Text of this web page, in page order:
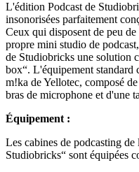
L'édition Podcast de
insonorisées parfaitement
Ceux qui disposent de peu
propre mini studio de
de Studiobricks une solution
box“. L'équipement standard
m!ka de Yellotec, composé
bras de microphone et d'une
Équipement :
Les cabines de podcasting
Studiobricks“ sont équipées